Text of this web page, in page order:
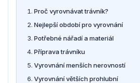
Proč vyrovnávat trávník?
Nejlepší období pro vyrovnání
Potřebné nářadí a materiál
Příprava trávníku
Vyrovnání menších nerovností
Vyrovnání větších prohlubní